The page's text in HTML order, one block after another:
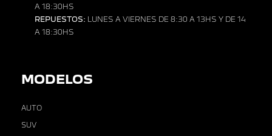
A 18:30HS
REPUESTOS: LUNES A VIERNES DE 8:30 A 13HS Y DE 14
A 18:30HS
MODELOS
AUTO
SUV